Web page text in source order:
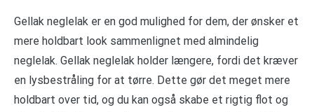
Gellak neglelak er en god mulighed for dem, der ønsker et
mere holdbart look sammenlignet med almindelig
neglelak. Gellak neglelak holder længere, fordi det kræver
en lysbestråling for at tørre. Dette gør det meget mere
holdbart over tid, og du kan også skabe et rigtig flot og